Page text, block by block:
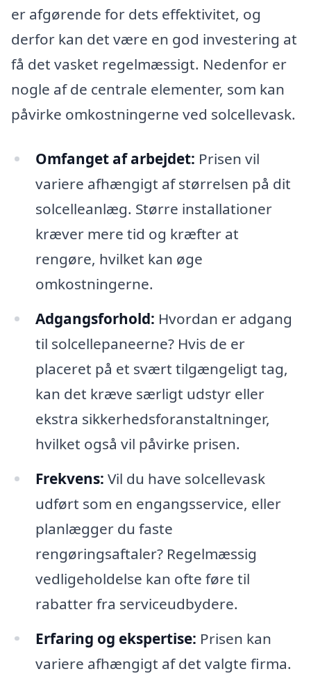
er afgørende for dets effektivitet, og
derfor kan det være en god investering at
få det vasket regelmæssigt. Nedenfor er
nogle af de centrale elementer, som kan
påvirke omkostningerne ved solcellevask.
Omfanget af arbejdet: Prisen vil
variere afhængigt af størrelsen på dit
solcelleanlæg. Større installationer
kræver mere tid og kræfter at
rengøre, hvilket kan øge
omkostningerne.
Adgangsforhold: Hvordan er adgang
til solcellepaneerne? Hvis de er
placeret på et svært tilgængeligt tag,
kan det kræve særligt udstyr eller
ekstra sikkerhedsforanstaltninger,
hvilket også vil påvirke prisen.
Frekvens: Vil du have solcellevask
udført som en engangsservice, eller
planlægger du faste
rengøringsaftaler? Regelmæssig
vedligeholdelse kan ofte føre til
rabatter fra serviceudbydere.
Erfaring og ekspertise: Prisen kan
variere afhængigt af det valgte firma.